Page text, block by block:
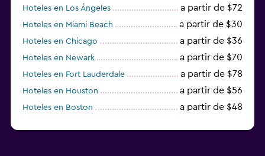
Hoteles en Los Ángeles a partir de $72
Hoteles en Miami Beach a partir de $30
Hoteles en Chicago a partir de $36
Hoteles en Newark a partir de $70
Hoteles en Fort Lauderdale a partir de $78
Hoteles en Houston a partir de $56
Hoteles en Boston a partir de $48